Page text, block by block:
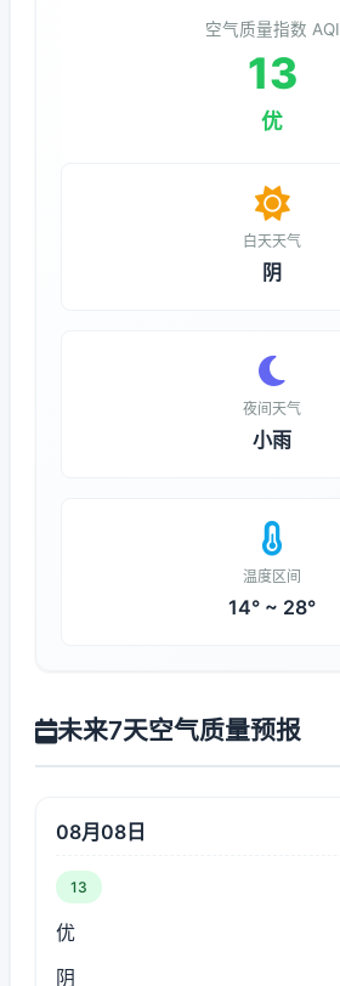
空气质量指数 AQI
13
优
白天天气
阴
夜间天气
小雨
温度区间
14° ~ 28°
未来7天空气质量预报
08月08日
13
优
阴